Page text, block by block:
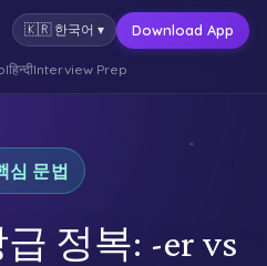
🇰🇷 한국어 ▾ Download App
हिन्दीInterview Prep
심 문법
정복: -er vs